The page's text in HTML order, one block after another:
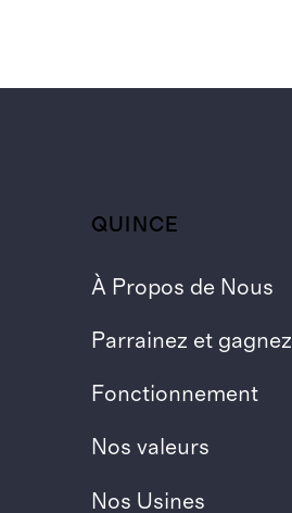
QUINCE
À Propos de Nous
Parrainez et gagnez
Fonctionnement
Nos valeurs
Nos Usines